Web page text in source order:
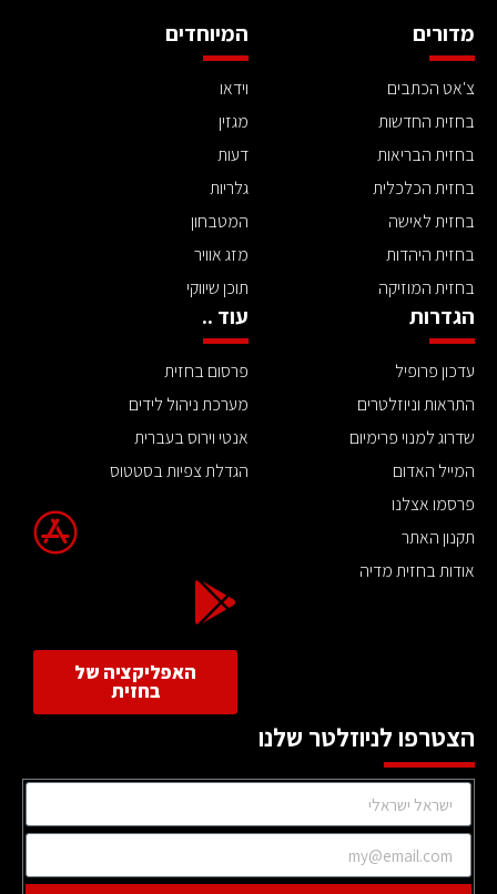
מדורים
צ'אט הכתבים
בחזית החדשות
בחזית הבריאות
בחזית הכלכלית
בחזית לאישה
בחזית היהדות
בחזית המוזיקה
המיוחדים
וידאו
מגזין
דעות
גלריות
המטבחון
מזג אוויר
תוכן שיווקי
הגדרות
עדכון פרופיל
התראות וניוזלטרים
שדרוג למנוי פרימיום
המייל האדום
פרסמו אצלנו
תקנון האתר
אודות בחזית מדיה
עוד ..
פרסום בחזית
מערכת ניהול לידים
אנטי וירוס בעברית
הגדלת צפיות בסטטוס
האפליקציה של
בחזית
הצטרפו לניוזלטר שלנו